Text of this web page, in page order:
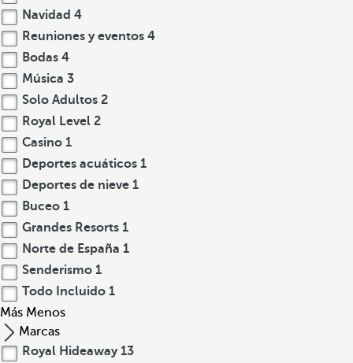
Navidad 4
Reuniones y eventos 4
Bodas 4
Música 3
Solo Adultos 2
Royal Level 2
Casino 1
Deportes acuáticos 1
Deportes de nieve 1
Buceo 1
Grandes Resorts 1
Norte de España 1
Senderismo 1
Todo Incluido 1
Más Menos
Marcas
Royal Hideaway 13